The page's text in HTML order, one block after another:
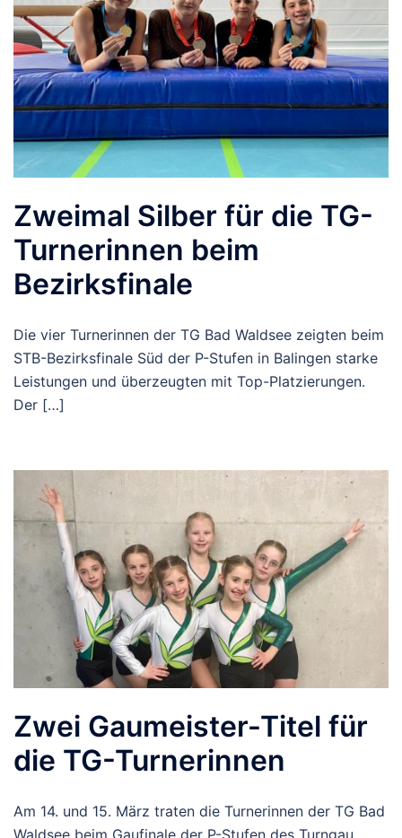
Zweimal Silber für die TG-
Turnerinnen beim
Bezirksfinale
Die vier Turnerinnen der TG Bad Waldsee zeigten beim
STB-Bezirksfinale Süd der P-Stufen in Balingen starke
Leistungen und überzeugten mit Top-Platzierungen.
Der […]
Zwei Gaumeister-Titel für
die TG-Turnerinnen
Am 14. und 15. März traten die Turnerinnen der TG Bad
Waldsee beim Gaufinale der P-Stufen des Turngau